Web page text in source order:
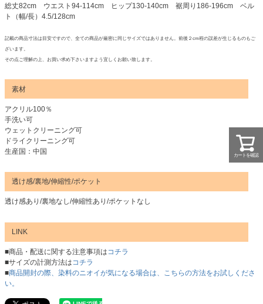
総丈82cm ウエスト94-114cm ヒップ130-140cm 裾周り186-196cm ベル
ト（幅/長）4.5/128cm
記載の商品寸法は目安ですので、全ての商品が厳密に同じサイズではありません。前後２cm程の誤差が生じるものもご
ざいます。
その点ご理解の上、お買い求め下さいますよう宜しくお願い致します。
素材
アクリル100％
手洗い可
ウェットクリーニング可
ドライクリーニング可
生産国：中国
透け感/裏地/伸縮性/ポケット
透け感あり/裏地なし/伸縮性あり/ポケットなし
LINK
■商品・配送に関する注意事項はコチラ
■サイズの計測方法はコチラ
■商品開封の際、染料のニオイが気になる場合は、こちらの方法をお試しくださ
い。
カートを確認